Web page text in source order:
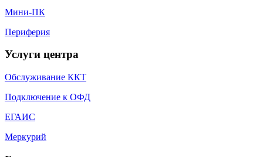
Мини-ПК
Периферия
Услуги центра
Обслуживание ККТ
Подключение к ОФД
ЕГАИС
Меркурий